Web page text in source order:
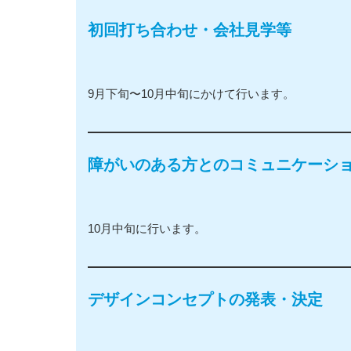
初回打ち合わせ・会社見学等
9月下旬〜10月中旬にかけて行います。
障がいのある方とのコミュニケーシ
10月中旬に行います。
デザインコンセプトの発表・決定